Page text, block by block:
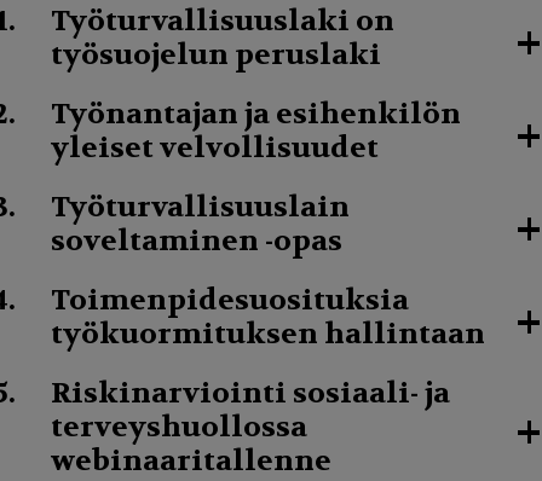
Työturvallisuuslaki on
työsuojelun peruslaki
+
Työnantajan ja esihenkilön
yleiset velvollisuudet
+
Työturvallisuuslain
soveltaminen -opas
+
Toimenpidesuosituksia
työkuormituksen hallintaan
+
Riskinarviointi sosiaali- ja
terveyshuollossa
webinaaritallenne
+